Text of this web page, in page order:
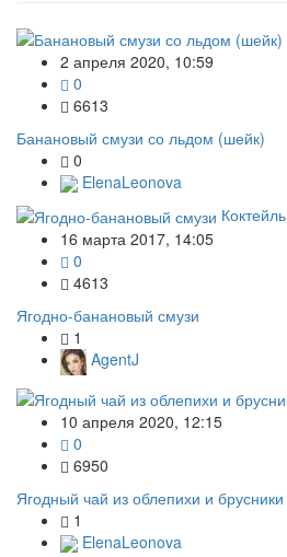
2 апреля 2020, 10:59
0
6613
Банановый смузи со льдом (шейк)
0
ElenaLeonova
Коктейль
16 марта 2017, 14:05
0
4613
Ягодно-банановый смузи
1
AgentJ
10 апреля 2020, 12:15
0
6950
Ягодный чай из облепихи и брусники
1
ElenaLeonova